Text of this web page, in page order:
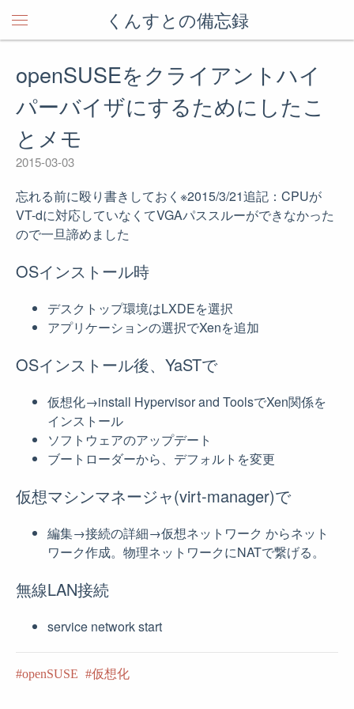
くんすとの備忘録
openSUSEをクライアントハイ
パーバイザにするためにしたこ
とメモ
2015-03-03
忘れる前に殴り書きしておく※2015/3/21追記：CPUが
VT-dに対応していなくてVGAパススルーができなかった
ので一旦諦めました
OSインストール時
デスクトップ環境はLXDEを選択
アプリケーションの選択でXenを追加
OSインストール後、YaSTで
仮想化→install Hypervisor and ToolsでXen関係を
インストール
ソフトウェアのアップデート
ブートローダーから、デフォルトを変更
仮想マシンマネージャ(virt-manager)で
編集→接続の詳細→仮想ネットワーク からネット
ワーク作成。物理ネットワークにNATで繋げる。
無線LAN接続
service network start
openSUSE 仮想化